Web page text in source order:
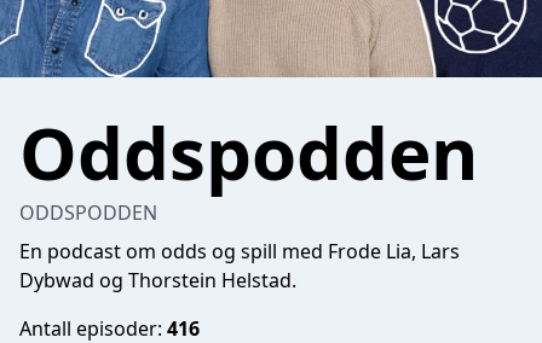
Oddspodden
ODDSPODDEN
En podcast om odds og spill med Frode Lia, Lars
Dybwad og Thorstein Helstad.
Antall episoder: 416